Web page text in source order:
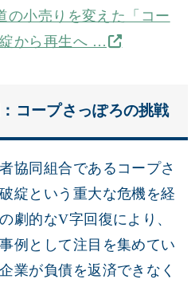
の小売りを変えた「コー
から再生へ …
コープさっぽろの挑戦
協同組合であるコープさ
綻という重大な危機を経
劇的なV字回復により、
例として注目を集めてい
業が負債を返済できなく